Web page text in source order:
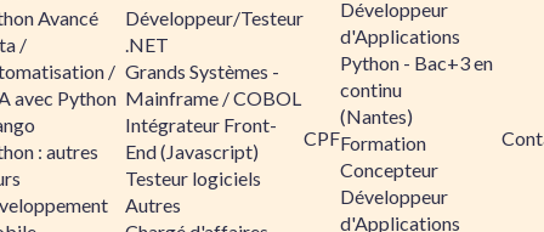
Avancé
/
/
avec Python
: autres
Développeur/Testeur
.NET
Grands Systèmes -
Mainframe / COBOL
Intégrateur Front-
End (Javascript)
Testeur logiciels
Autres
CPF
Développeur
d'Applications
Python - Bac+3 en
continu
(Nantes)
Formation
Concepteur
Développeur
d'Applications